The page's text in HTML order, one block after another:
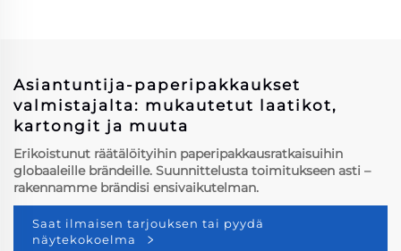
Asiantuntija-paperipakkaukset
valmistajalta: mukautetut laatikot,
kartongit ja muuta
Erikoistunut räätälöityihin paperipakkausratkaisuihin
globaaleille brändeille. Suunnittelusta toimitukseen asti –
rakennamme brändisi ensivaikutelman.
Saat ilmaisen tarjouksen tai pyydä
näytekokoelma